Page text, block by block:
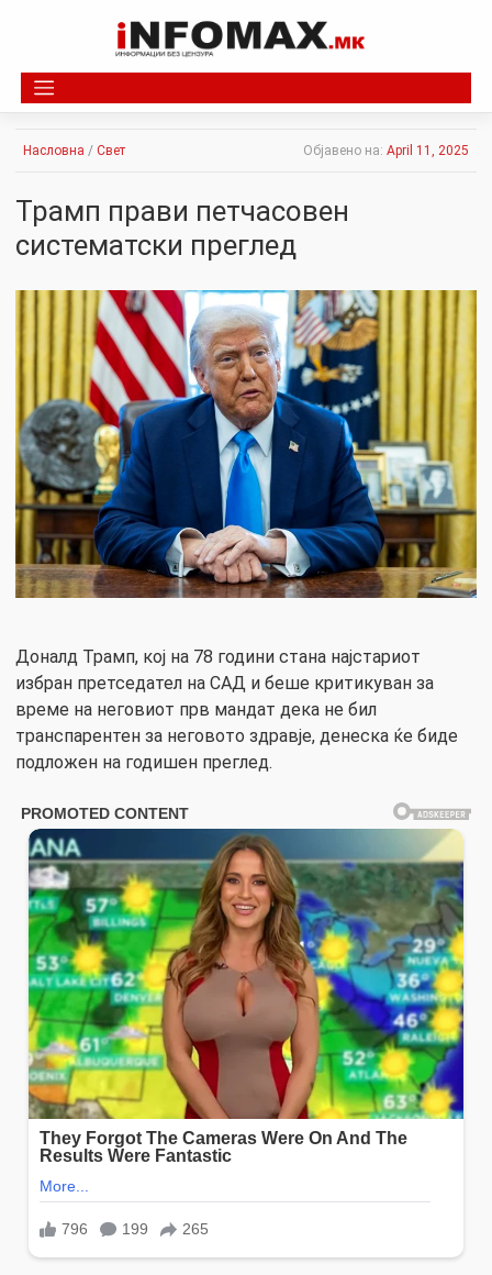
Насловна / Свет Објавено на: April 11, 2025
Трамп прави петчасовен
систематски преглед
Доналд Трамп, кој на 78 години стана најстариот
избран претседател на САД и беше критикуван за
време на неговиот прв мандат дека не бил
транспарентен за неговото здравје, денеска ќе биде
подложен на годишен преглед.